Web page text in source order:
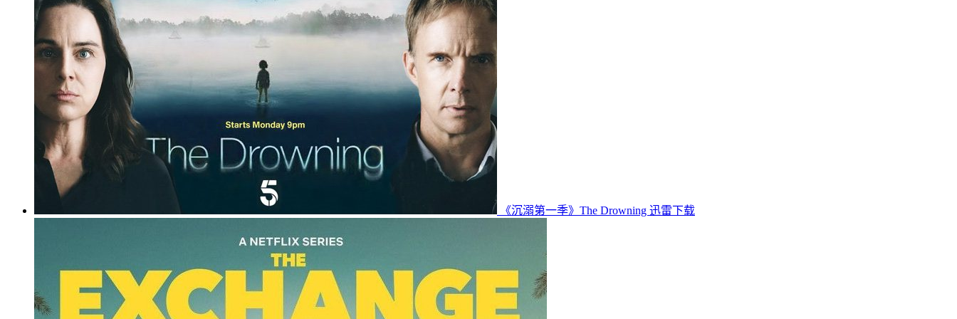
《沉溺第一季》The Drowning 迅雷下载